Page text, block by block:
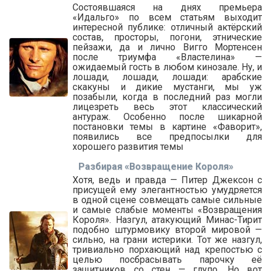
Состоявшаяся на днях премьера
«Идальго» по всем статьям выходит
интересной публике: отличный актёрский
состав, просторы, погони, этнические
пейзажи, да и лично Вигго Мортенсен
после триумфа «Властелина» —
ожидаемый гость в любом кинозале. Ну, и
лошади, лошади, лошади: арабские
скакуны и дикие мустанги, мы уж
позабыли, когда в последний раз могли
лицезреть весь этот классический
антураж. Особенно после шикарной
постановки темы в картине «Фаворит»,
появились все предпосылки для
хорошего развития темы
Разбирая «Возвращение Короля»
Хотя, ведь и правда — Питер Джексон с
присущей ему элегантностью умудряется
в одной сцене совмещать самые сильные
и самые слабые моменты «Возвращения
Короля». Назгул, атакующий Минас-Тирит
подобно штурмовику второй мировой —
сильно, на грани истерики. Тот же назгул,
тривиально порхающий над крепостью с
целью посбрасывать парочку её